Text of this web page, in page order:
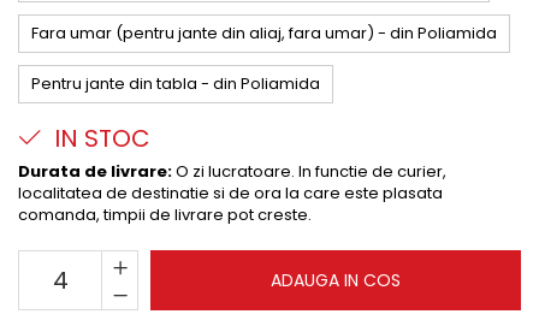
Fara umar (pentru jante din aliaj, fara umar) - din Poliamida
Pentru jante din tabla - din Poliamida
IN STOC
Durata de livrare:O zi lucratoare. In functie de curier,
localitatea de destinatie si de ora la care este plasata
comanda, timpii de livrare pot creste.
ADAUGA IN COS